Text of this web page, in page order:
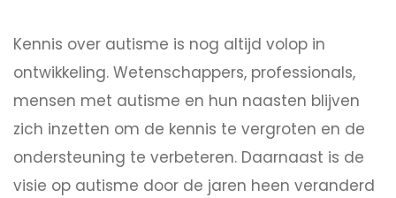
Kennis over autisme is nog altijd volop in
ontwikkeling. Wetenschappers, professionals,
mensen met autisme en hun naasten blijven
zich inzetten om de kennis te vergroten en de
ondersteuning te verbeteren. Daarnaast is de
visie op autisme door de jaren heen veranderd